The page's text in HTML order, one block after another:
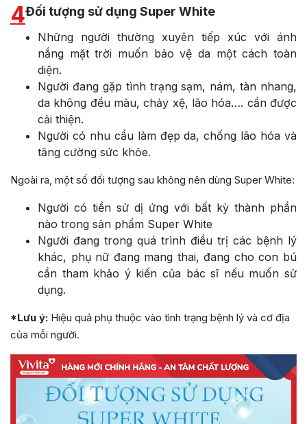
4Đối tượng sử dụng Super White
Những người thường xuyên tiếp xúc với ánh
nắng mặt trời muốn bảo vệ da một cách toàn
diện.
Người đang gặp tình trạng sạm, nám, tàn nhang,
da không đều màu, chảy xệ, lão hóa…. cần được
cải thiện.
Người có nhu cầu làm đẹp da, chống lão hóa và
tăng cường sức khỏe.
Ngoài ra, một số đối tượng sau không nên dùng Super White:
Người có tiền sử dị ứng với bất kỳ thành phần
nào trong sản phẩm Super White
Người đang trong quá trình điều trị các bệnh lý
khác, phụ nữ đang mang thai, đang cho con bú
cần tham khảo ý kiến của bác sĩ nếu muốn sử
dụng.
*Lưu ý: Hiệu quả phụ thuộc vào tình trạng bệnh lý và cơ địa
của mỗi người.